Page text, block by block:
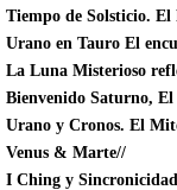
Tiempo de Solsticio. El
Urano en Tauro El
La Luna Misterioso
Bienvenido Saturno,
Urano y Cronos. El
Venus & Marte//
I Ching y